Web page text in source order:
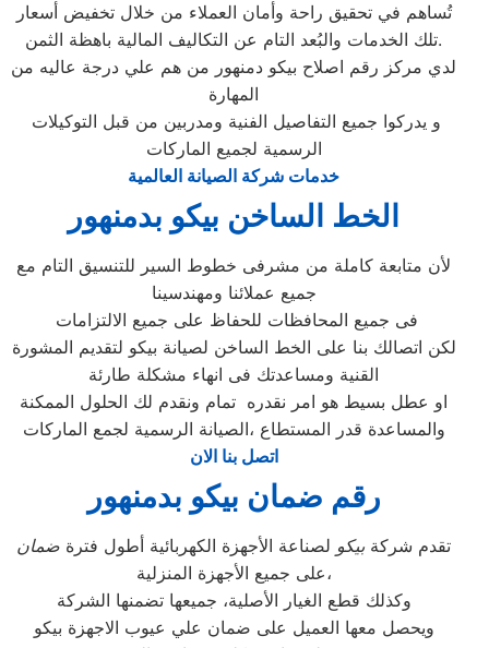
تُساهم في تحقيق راحة وأمان العملاء من خلال تخفيض أسعار
تلك الخدمات والبُعد التام عن التكاليف المالية باهظة الثمن.
لدي مركز رقم اصلاح بيكو دمنهور من هم علي درجة عاليه من
المهارة
الرسمية لجميع الماركات
خدمات شركة الصيانة العالمية
الخط الساخن بيكو بدمنهور
لأن متابعة كاملة من مشرفى خطوط السير للتنسيق التام مع
جميع عملائنا ومهندسينا
فى جميع المحافظات للحفاظ على جميع الالتزامات
لكن اتصالك بنا على الخط الساخن لصيانة بيكو لتقديم المشورة
القنية ومساعدتك فى انهاء مشكلة طارئة
او عطل بسيط هو امر نقدره تمام ونقدم لك الحلول الممكنة
والمساعدة قدر المستطاع ،الصيانة الرسمية لجمع الماركات
اتصل بنا الان
رقم ضمان بيكو بدمنهور
تقدم شركة بيكو لصناعة الأجهزة الكهربائية أطول فترة ضمان
على جميع الأجهزة المنزلية،
وكذلك قطع الغيار الأصلية، جميعها تضمنها الشركة
ويحصل معها العميل على ضمان علي عيوب الاجهزة بيكو